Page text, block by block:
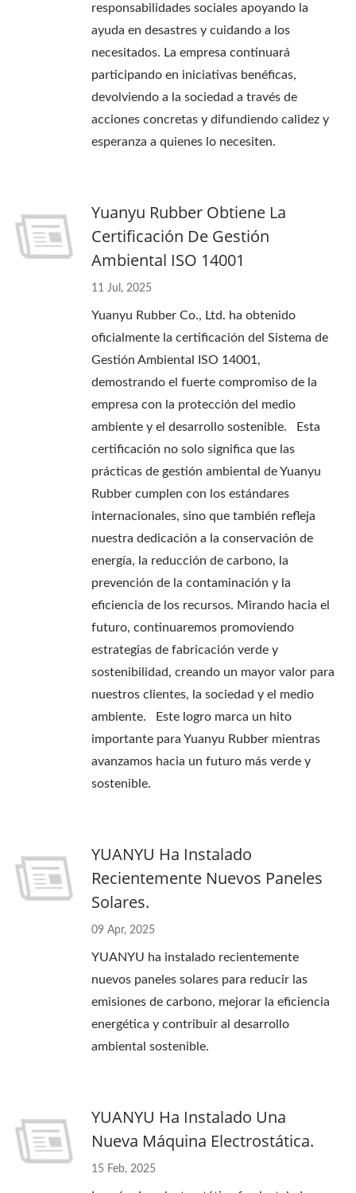
responsabilidades sociales apoyando la
ayuda en desastres y cuidando a los
necesitados. La empresa continuará
participando en iniciativas benéficas,
devolviendo a la sociedad a través de
acciones concretas y difundiendo calidez y
esperanza a quienes lo necesiten.
Yuanyu Rubber Obtiene La
Certificación De Gestión
Ambiental ISO 14001
11 Jul, 2025
Yuanyu Rubber Co., Ltd. ha obtenido
oficialmente la certificación del Sistema de
Gestión Ambiental ISO 14001,
demostrando el fuerte compromiso de la
empresa con la protección del medio
ambiente y el desarrollo sostenible. Esta
certificación no solo significa que las
prácticas de gestión ambiental de Yuanyu
Rubber cumplen con los estándares
internacionales, sino que también refleja
nuestra dedicación a la conservación de
energía, la reducción de carbono, la
prevención de la contaminación y la
eficiencia de los recursos. Mirando hacia el
futuro, continuaremos promoviendo
estrategias de fabricación verde y
sostenibilidad, creando un mayor valor para
nuestros clientes, la sociedad y el medio
ambiente. Este logro marca un hito
importante para Yuanyu Rubber mientras
avanzamos hacia un futuro más verde y
sostenible.
YUANYU Ha Instalado
Recientemente Nuevos Paneles
Solares.
09 Apr, 2025
YUANYU ha instalado recientemente
nuevos paneles solares para reducir las
emisiones de carbono, mejorar la eficiencia
energética y contribuir al desarrollo
ambiental sostenible.
YUANYU Ha Instalado Una
Nueva Máquina Electrostática.
15 Feb, 2025